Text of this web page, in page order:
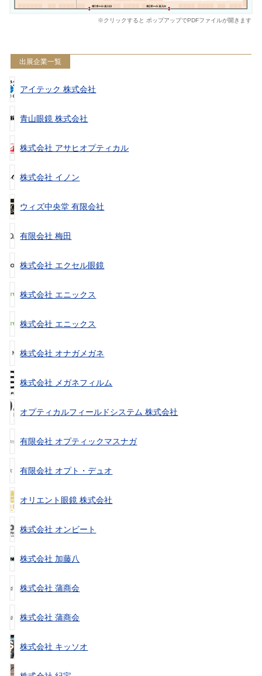
※クリックすると ポップアップでPDFファイルが開きます
出展企業一覧
アイテック 株式会社
青山眼鏡 株式会社
株式会社 アサヒオプティカル
株式会社 イノン
ウィズ中央堂 有限会社
有限会社 梅田
株式会社 エクセル眼鏡
株式会社 エニックス
株式会社 エニックス
株式会社 オナガメガネ
株式会社 メガネフィルム
オプティカルフィールドシステム 株式会社
有限会社 オプティックマスナガ
有限会社 オプト・デュオ
オリエント眼鏡 株式会社
株式会社 オンビート
株式会社 加藤八
株式会社 蒲商会
株式会社 蒲商会
株式会社 キッソオ